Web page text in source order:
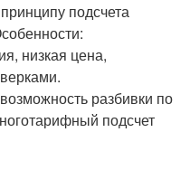
подсчета
низкая цена,
разбивки по
подсчет